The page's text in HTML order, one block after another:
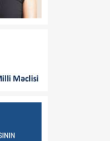
08 Avqust
00:57